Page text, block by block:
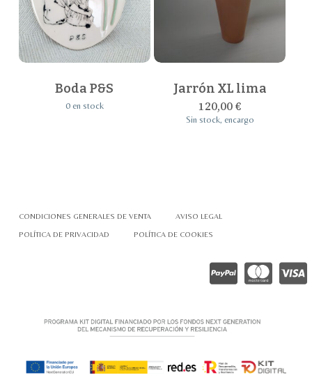
Boda P&S
0 en stock
Jarrón XL lima
120,00€
Sin stock, encargo
CONDICIONES GENERALES DE VENTA AVISO LEGAL
POLÍTICA DE PRIVACIDAD POLÍTICA DE COOKIES